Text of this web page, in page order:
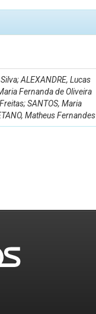
ALEXANDRE, Lucas
Fernanda de Oliveira
SANTOS, Maria
Matheus Fernandes